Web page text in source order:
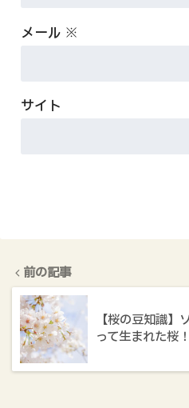
メール ※
サイト
前の記事
【桜の豆知識】
って生まれた桜